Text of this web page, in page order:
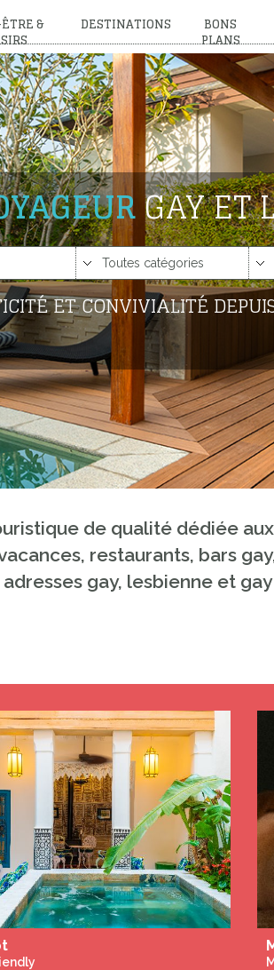
& DESTINATIONS BONS
PLANS
GAY ET
ET CONVIVIALITÉ
de qualité dédiée
restaurants, bars
gay, lesbienne et